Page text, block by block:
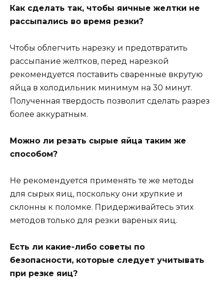
Как сделать так, чтобы яичные желтки не
рассыпались во время резки?
Чтобы облегчить нарезку и предотвратить
рассыпание желтков, перед нарезкой
рекомендуется поставить сваренные вкрутую
яйца в холодильник минимум на 30 минут.
Полученная твердость позволит сделать разрез
более аккуратным.
Можно ли резать сырые яйца таким же
способом?
Не рекомендуется применять те же методы
для сырых яиц, поскольку они хрупкие и
склонны к поломке. Придерживайтесь этих
методов только для резки вареных яиц.
Есть ли какие-либо советы по
безопасности, которые следует учитывать
при резке яиц?